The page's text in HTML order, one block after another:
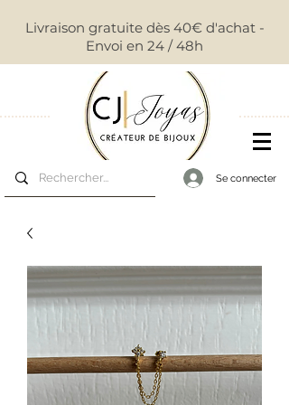
Livraison gratuite dès 40€ d'achat -
Envoi en 24 / 48h
Se connecter